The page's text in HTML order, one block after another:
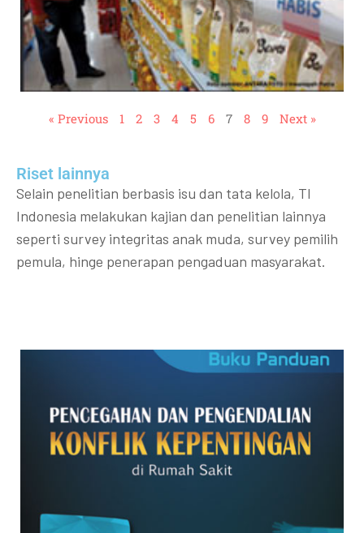
« Previous 1 2 3 4 5 6 7 8 9 Next »
Riset lainnya​​
Selain penelitian berbasis isu dan tata kelola, TI
Indonesia melakukan kajian dan penelitian lainnya
seperti survey integritas anak muda, survey pemilih
pemula, hinge penerapan pengaduan masyarakat.